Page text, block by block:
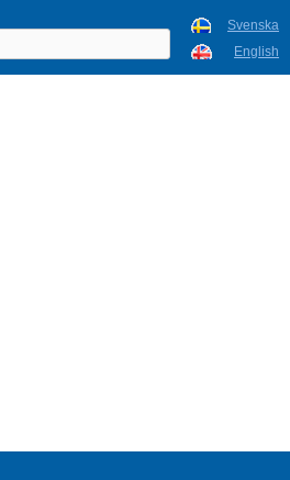
Svenska
English